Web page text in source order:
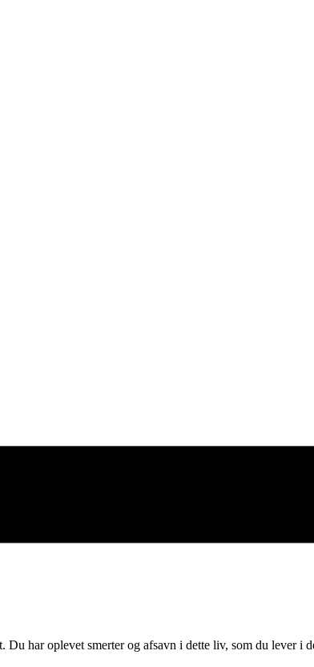
har oplevet smerter og afsavn i dette liv, som du lever